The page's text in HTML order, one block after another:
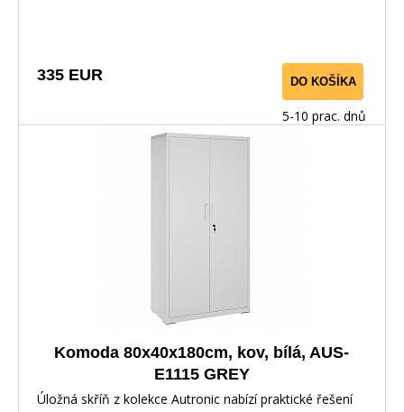
335 EUR DO KOŠÍKA
5-10 prac. dnů
Komoda 80x40x180cm, kov, bílá, AUS-
E1115 GREY
Úložná skříň z kolekce Autronic nabízí praktické řešení